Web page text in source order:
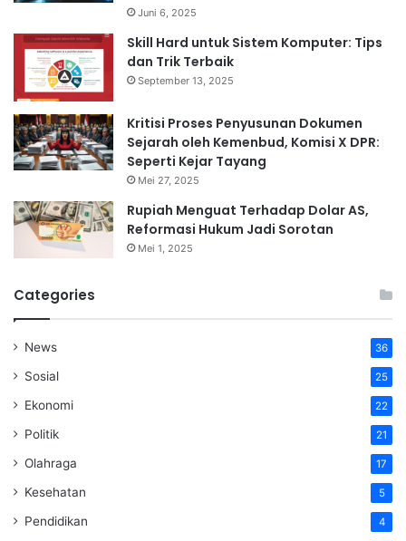
Juni 6, 2025
Skill Hard untuk Sistem Komputer: Tips
dan Trik Terbaik
September 13, 2025
Kritisi Proses Penyusunan Dokumen
Sejarah oleh Kemenbud, Komisi X DPR:
Seperti Kejar Tayang
Mei 27, 2025
Rupiah Menguat Terhadap Dolar AS,
Reformasi Hukum Jadi Sorotan
Mei 1, 2025
Categories
News 36
Sosial 25
Ekonomi 22
Politik 21
Olahraga 17
Kesehatan 5
Pendidikan 4